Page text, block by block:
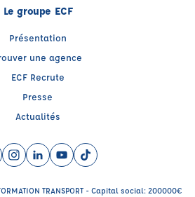
Le groupe ECF
Présentation
une agence
ECF Recrute
Presse
Actualités
(nouvelle fenêtre)
Instagram (nouvelle fenêtre)
LinkedIn (nouvelle fenêtre)
YouTube (nouvelle fenêtre)
TikTok (nouvelle
TRANSPORT - Capital social: 200000€